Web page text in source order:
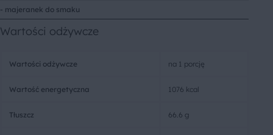
- majeranek do smaku
Wartości odżywcze
Wartości odżywcze na 1 porcję
Wartość energetyczna 1076 kcal
Tłuszcz 66.6 g